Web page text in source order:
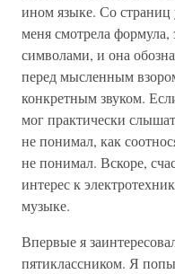
ином языке. Со страниц
меня смотрела
символами, и она
перед мысленным
конкретным звуком.
мог практически
не понимал, как
не понимал. Вскоре,
интерес к
музыке.
Впервые я
пятиклассником. Я